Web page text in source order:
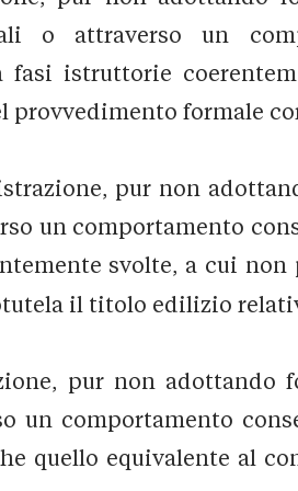
o attraverso un
istruttorie
provvedimento formale
pur non
un comportamento
svolte, a cui non
il titolo edilizio
pur non adottando
un comportamento
quello equivalente al